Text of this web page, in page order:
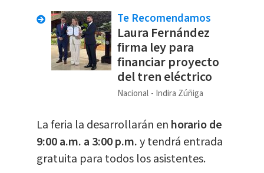
Te Recomendamos
Laura Fernández
firma ley para
financiar proyecto
del tren eléctrico
Nacional Indira Zúñiga
La feria la desarrollarán en horario de
9:00 a.m. a 3:00 p.m.y tendrá entrada
gratuita para todos los asistentes.